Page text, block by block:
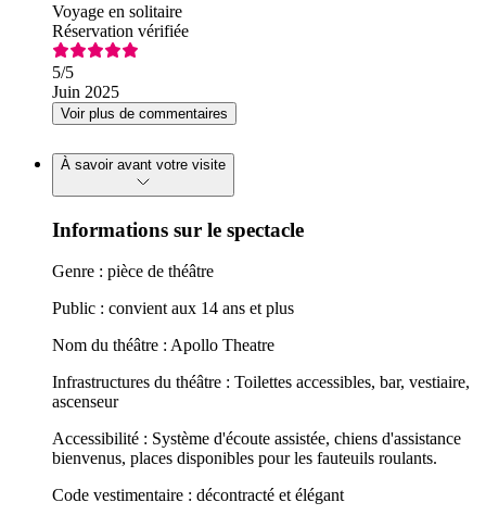
Voyage en solitaire
Réservation vérifiée
5/5
Juin 2025
Voir plus de commentaires
À savoir avant votre visite
Informations sur le spectacle
Genre : pièce de théâtre
Public : convient aux 14 ans et plus
Nom du théâtre : Apollo Theatre
Infrastructures du théâtre : Toilettes accessibles, bar, vestiaire,
ascenseur
Accessibilité : Système d'écoute assistée, chiens d'assistance
bienvenus, places disponibles pour les fauteuils roulants.
Code vestimentaire : décontracté et élégant